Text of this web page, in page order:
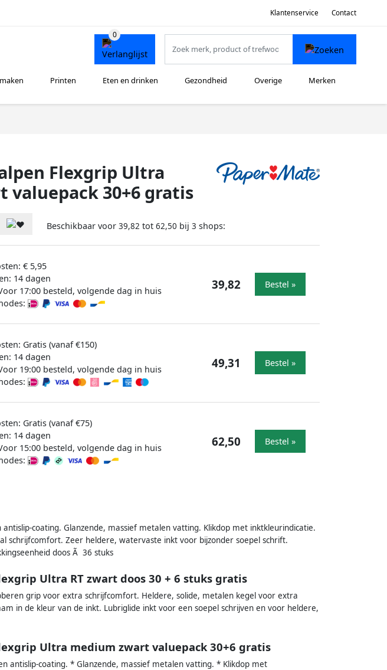
Klantenservice Contact
Printen Eten en drinken Gezondheid Overige Merken
Flexgrip Ultra
valuepack 30+6 gratis
Beschikbaar voor 39,82 tot 62,50 bij 3 shops:
€ 5,95
14 dagen
17:00 besteld, volgende dag in huis
39,82 Bestel »
Gratis (vanaf €150)
14 dagen
19:00 besteld, volgende dag in huis
49,31 Bestel »
Gratis (vanaf €75)
14 dagen
15:00 besteld, volgende dag in huis
62,50 Bestel »
coating. Glanzende, massief metalen vatting. Klikdop met inktkleurindicatie.
schrijfcomfort. Zeer heldere, watervaste inkt voor bijzonder soepel schrift.
doos Ã 36 stuks
Ultra RT zwart doos 30 + 6 stuks gratis
grip voor extra schrijfcomfort. Heldere, solide, metalen kegel voor extra
in de kleur van de inkt. Lubriglide inkt voor een soepel schrijven en voor heldere,
Ultra medium zwart valuepack 30+6 gratis
antislip-coating. * Glanzende, massief metalen vatting. * Klikdop met